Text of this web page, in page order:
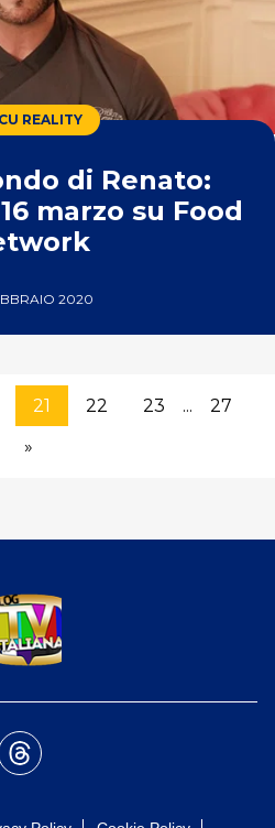
REALITY
di Renato:
marzo su Food
2020
21 22 23 ...
27
»